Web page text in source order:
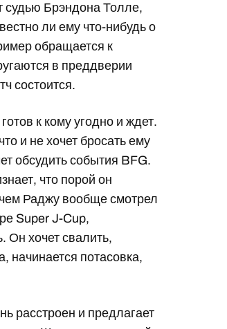
судью Брэндона Толле,
ли ему что-нибудь о
обращается к
в преддверии
состоится.
к кому угодно и ждет.
и не хочет бросать ему
обсудить события BFG.
что порой он
Раджу вообще смотрел
Super J-Cup,
Он хочет свалить,
начинается потасовка,
расстроен и предлагает